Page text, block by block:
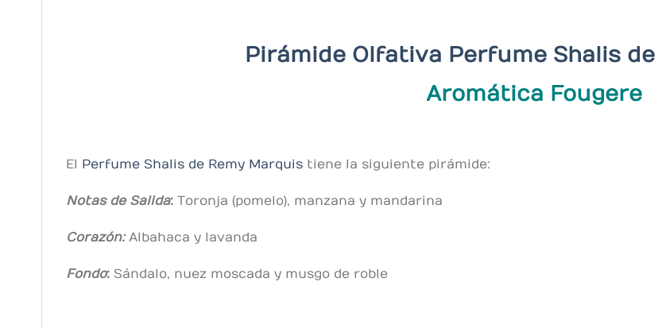
Pirámide Olfativa Perfume Shalis de
Aromática Fougere
El Perfume Shalis de Remy Marquis tiene la siguiente pirámide:
Notas de Salida: Toronja (pomelo), manzana y mandarina
Corazón:Albahaca y lavanda
Fondo: Sándalo, nuez moscada y musgo de roble